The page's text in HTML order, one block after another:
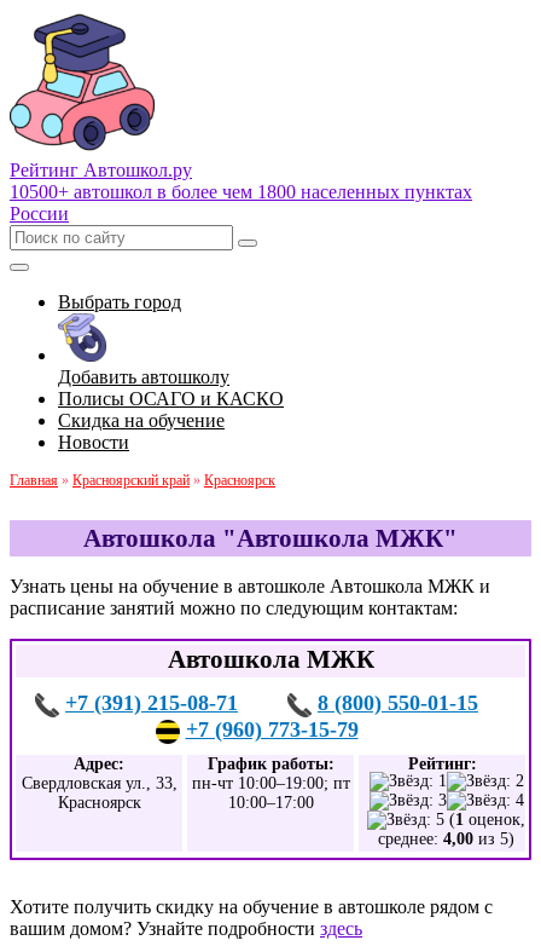
Рейтинг Автошкол.ру
10500+ автошкол в более чем 1800 населенных пунктах
России
Выбрать город
Добавить автошколу
Полисы ОСАГО и КАСКО
Скидка на обучение
Новости
Главная » Красноярский край » Красноярск
Автошкола "Автошкола МЖК"
Узнать цены на обучение в автошколе Автошкола МЖК и
расписание занятий можно по следующим контактам:
Автошкола МЖК
+7 (391) 215-08-71
8 (800) 550-01-15
+7 (960) 773-15-79
Адрес:
Свердловская ул., 33,
Красноярск
График работы:
пн-чт 10:00–19:00; пт
10:00–17:00
Рейтинг:
(1 оценок,
среднее: 4,00 из 5)
Хотите получить скидку на обучение в автошколе рядом с
вашим домом? Узнайте подробности здесь